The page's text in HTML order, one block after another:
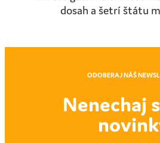
dosah a šetrí štátu
ODOBERAJ NÁŠ
Nenechaj